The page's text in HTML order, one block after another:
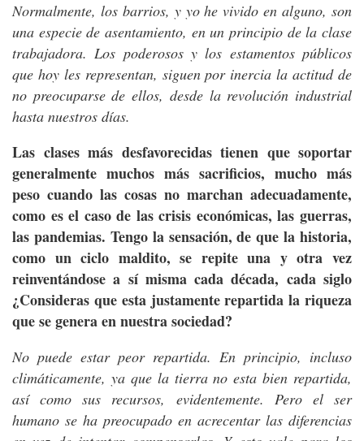
Normalmente, los barrios, y yo he vivido en alguno, son
una especie de asentamiento, en un principio de la clase
trabajadora. Los poderosos y los estamentos públicos
que hoy les representan, siguen por inercia la actitud de
no preocuparse de ellos, desde la revolución industrial
hasta nuestros días.
Las clases más desfavorecidas tienen que soportar
generalmente muchos más sacrificios, mucho más
peso cuando las cosas no marchan adecuadamente,
como es el caso de las crisis económicas, las guerras,
las pandemias. Tengo la sensación, de que la historia,
como un ciclo maldito, se repite una y otra vez
reinventándose a sí misma cada década, cada siglo
¿Consideras que esta justamente repartida la riqueza
que se genera en nuestra sociedad?
No puede estar peor repartida. En principio, incluso
climáticamente, ya que la tierra no esta bien repartida,
así como sus recursos, evidentemente. Pero el ser
humano se ha preocupado en acrecentar las diferencias